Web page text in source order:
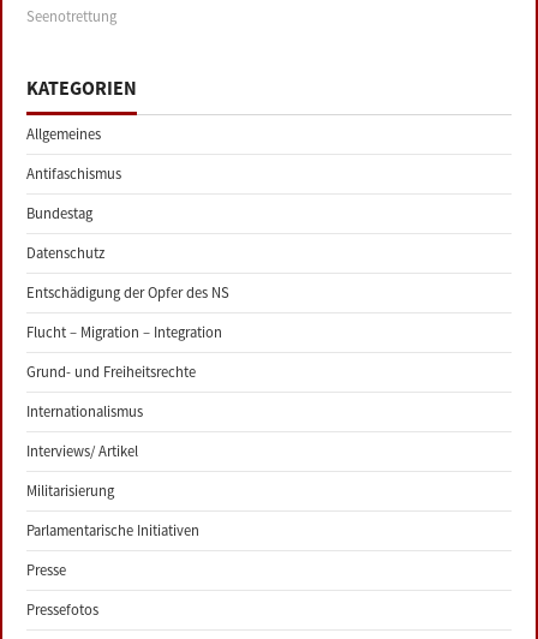
Seenotrettung
KATEGORIEN
Allgemeines
Antifaschismus
Bundestag
Datenschutz
Entschädigung der Opfer des NS
Flucht – Migration – Integration
Grund- und Freiheitsrechte
Internationalismus
Interviews/ Artikel
Militarisierung
Parlamentarische Initiativen
Presse
Pressefotos